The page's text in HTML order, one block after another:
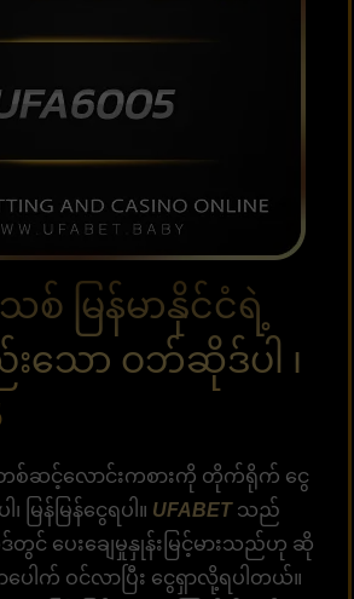
မြန်မာနိုင်ငံရဲ့
ော ဝဘ်ဆိုဒ်ပါ ၊
မှတစ်ဆင့်လောင်းကစားကို တိုက်ရိုက် ငွေ
ြန်မြန်ငွေရပါ။ UFABETသည်
ပေးချေမှုနှုန်းမြင့်မားသည်ဟု ဆို
ပေါက် ဝင်လာပြီး ငွေရှာလို့ရပါတယ်။